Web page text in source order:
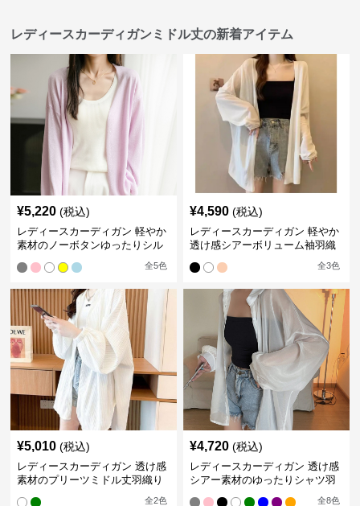
レディースカーディガンミドル丈の新着アイテム
¥5,220 (税込)
レディースカーディガン 軽やか
素材のノーボタンゆったりシル
全5色
¥4,590 (税込)
レディースカーディガン 軽やか
透け感シアーボリューム袖羽織
全3色
¥5,010 (税込)
レディースカーディガン 透け感
素材のプリーツミドル丈羽織り
全2色
¥4,720 (税込)
レディースカーディガン 透け感
シアー素材のゆったりシャツ羽
全8色